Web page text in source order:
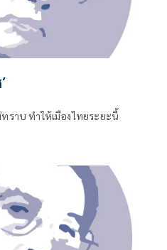
ราบ ทำให้เมืองไทยระยะนี้